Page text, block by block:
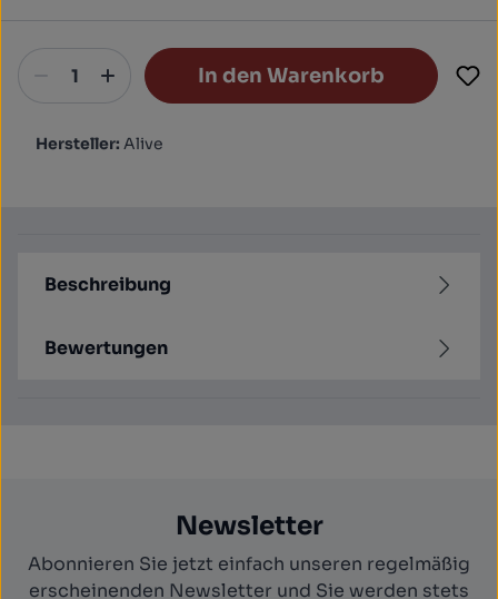
In den Warenkorb
Hersteller: Alive
Beschreibung
Bewertungen
Newsletter
Abonnieren Sie jetzt einfach unseren regelmäßig
erscheinenden Newsletter und Sie werden stets